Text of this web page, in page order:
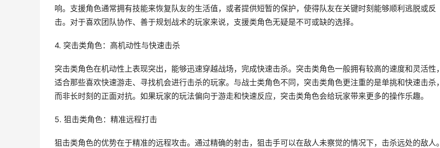
响。支援角色通常拥有技能来恢复队友的生活值，或者提供短暂的保护，使得队友在关键时刻能够顺利逃脱或反
击。对于喜欢团队协作、善于规划战术的玩家来说，支援类角色无疑是不可或缺的选择。
4. 突击类角色：高机动性与快速击杀
突击类角色在机动性上表现突出，能够迅速穿越战场，完成快速击杀。突击类角色一般拥有较高的速度和灵活性，
适合那些喜欢快速游走、寻找机会进行击杀的玩家。与战士类角色不同，突击类角色更注重的是单挑和快速击杀，
而非长时刻的正面对抗。如果玩家的玩法偏向于游走和快速反应，突击类角色会给玩家带来更多的操作乐趣。
5. 狙击类角色：精准远程打击
狙击类角色的优势在于精准的远程攻击。通过精确的射击，狙击手可以在敌人未察觉的情况下，击杀远处的敌人。